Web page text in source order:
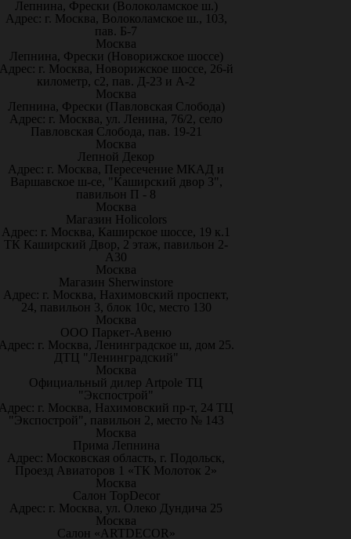
Лепнина, Фрески (Волоколамское ш.)
Адрес: г. Москва, Волоколамское ш., 103,
пав. Б-7
Москва
Лепнина, Фрески (Новорижское шоссе)
г. Москва, Новорижское шоссе, 26-й
километр, с2, пав. Д-23 и А-2
Москва
Лепнина, Фрески (Павловская Слобода)
Адрес: г. Москва, ул. Ленина, 76/2, село
Павловская Слобода, пав. 19-21
Москва
Лепной Декор
Адрес: г. Москва, Пересечение МКАД и
Варшавское ш-се, "Каширский двор 3",
павильон П - 8
Москва
Магазин Holicolors
Адрес: г. Москва, Каширское шоссе, 19 к.1
ТК Каширский Двор, 2 этаж, павильон 2-
А30
Москва
Магазин Sherwinstore
Адрес: г. Москва, Нахимовский проспект,
24, павильон 3, блок 10с, место 130
Москва
ООО Паркет-Авeню
г. Москва, Ленинградское ш, дом 25.
ДТЦ "Ленинградский"
Москва
Официальный дилер Artpole ТЦ
"Экспострой"
г. Москва, Нахимовский пр-т, 24 ТЦ
"Экспострой", павильон 2, место № 143
Москва
Прима Лепнина
Адрес: Московская область, г. Подольск,
Проезд Авиаторов 1 «ТК Молоток 2»
Москва
Салон TopDecor
Адрес: г. Москва, ул. Олеко Дундича 25
Москва
Салон «ARTDECOR»